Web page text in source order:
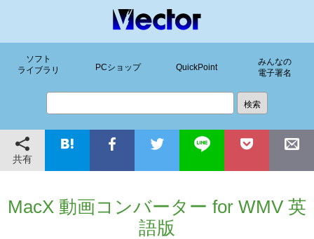
ソフト
ライブラリ
PCショップ QuickPoint
みんなの
電子署名
共有
MacX 動画コンバーター for WMV 英
語版